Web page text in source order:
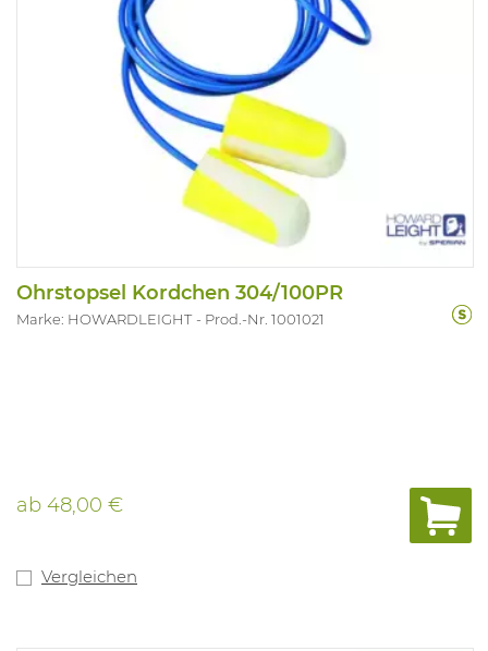
Ohrstopsel Kordchen 304/100PR
Marke: HOWARDLEIGHT Prod.-Nr. 1001021
ab 48,00 €
Vergleichen